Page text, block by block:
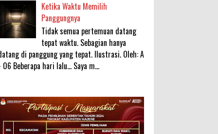
Ketika Waktu Memilih
Panggungnya
Tidak semua pertemuan datang
tepat waktu. Sebagian hanya
di panggung yang tepat. Ilustrasi. Oleh: A
06 Beberapa hari lalu... Saya m...